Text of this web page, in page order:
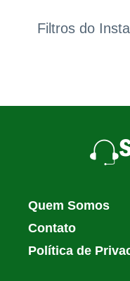
Filtros do
Quem Somos
Contato
Política de